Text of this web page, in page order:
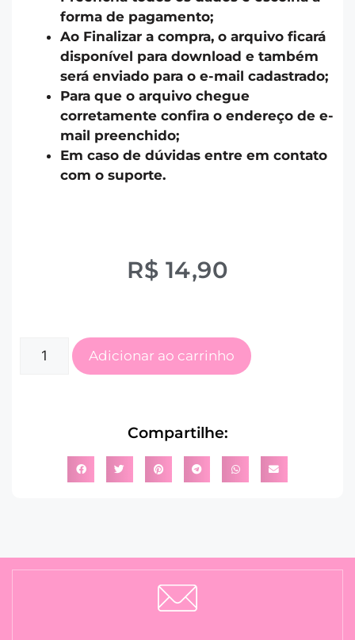
forma de pagamento;
Ao Finalizar a compra, o arquivo ficará
disponível para download e também
será enviado para o e-mail cadastrado;
Para que o arquivo chegue
corretamente confira o endereço de e-
mail preenchido;
Em caso de dúvidas entre em contato
com o suporte.
R$ 14,90
Adicionar ao carrinho
Compartilhe: